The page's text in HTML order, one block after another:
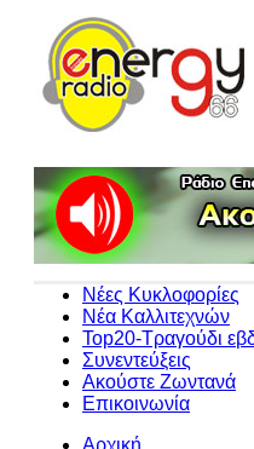
Νέες Κυκλοφορίες
Νέα Καλλιτεχνών
Top20-Τραγούδι
Συνεντεύξεις
Ακούστε Ζωντανά
Επικοινωνία
Αρχική